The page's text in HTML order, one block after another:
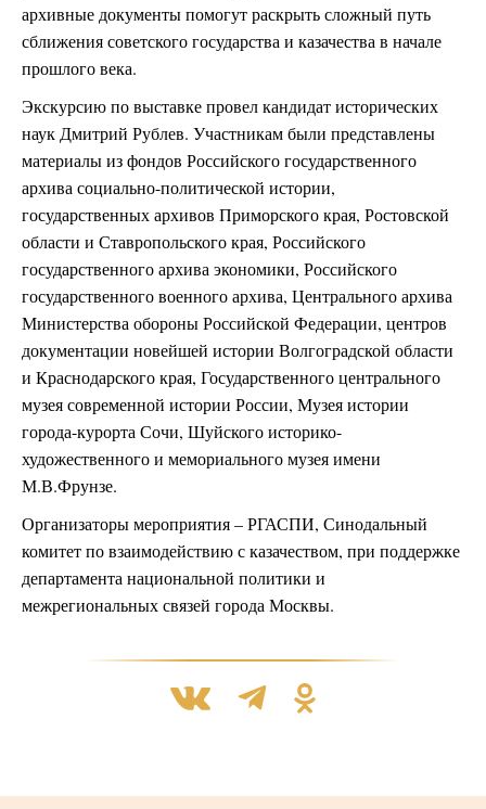
архивные документы помогут раскрыть сложный путь
сближения советского государства и казачества в начале
прошлого века.
Экскурсию по выставке провел кандидат исторических
наук Дмитрий Рублев. Участникам были представлены
материалы из фондов Российского государственного
архива социально-политической истории,
государственных архивов Приморского края, Ростовской
области и Ставропольского края, Российского
государственного архива экономики, Российского
государственного военного архива, Центрального архива
Министерства обороны Российской Федерации, центров
документации новейшей истории Волгоградской области
и Краснодарского края, Государственного центрального
музея современной истории России, Музея истории
города-курорта Сочи, Шуйского историко-
художественного и мемориального музея имени
М.В.Фрунзе.
Организаторы мероприятия – РГАСПИ, Синодальный
комитет по взаимодействию с казачеством, при поддержке
департамента национальной политики и
межрегиональных связей города Москвы.